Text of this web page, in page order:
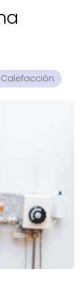
Calefacción